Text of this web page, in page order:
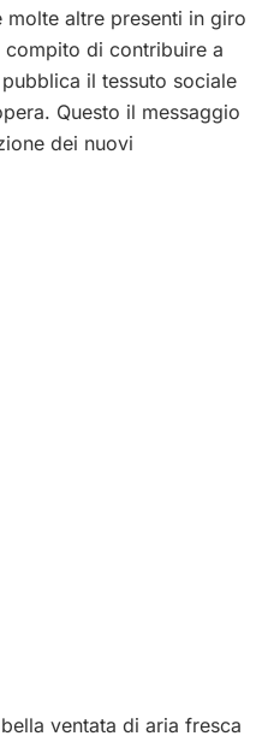
molte altre presenti in giro
compito di contribuire a
il tessuto sociale
Questo il messaggio
dei nuovi
ventata di aria fresca